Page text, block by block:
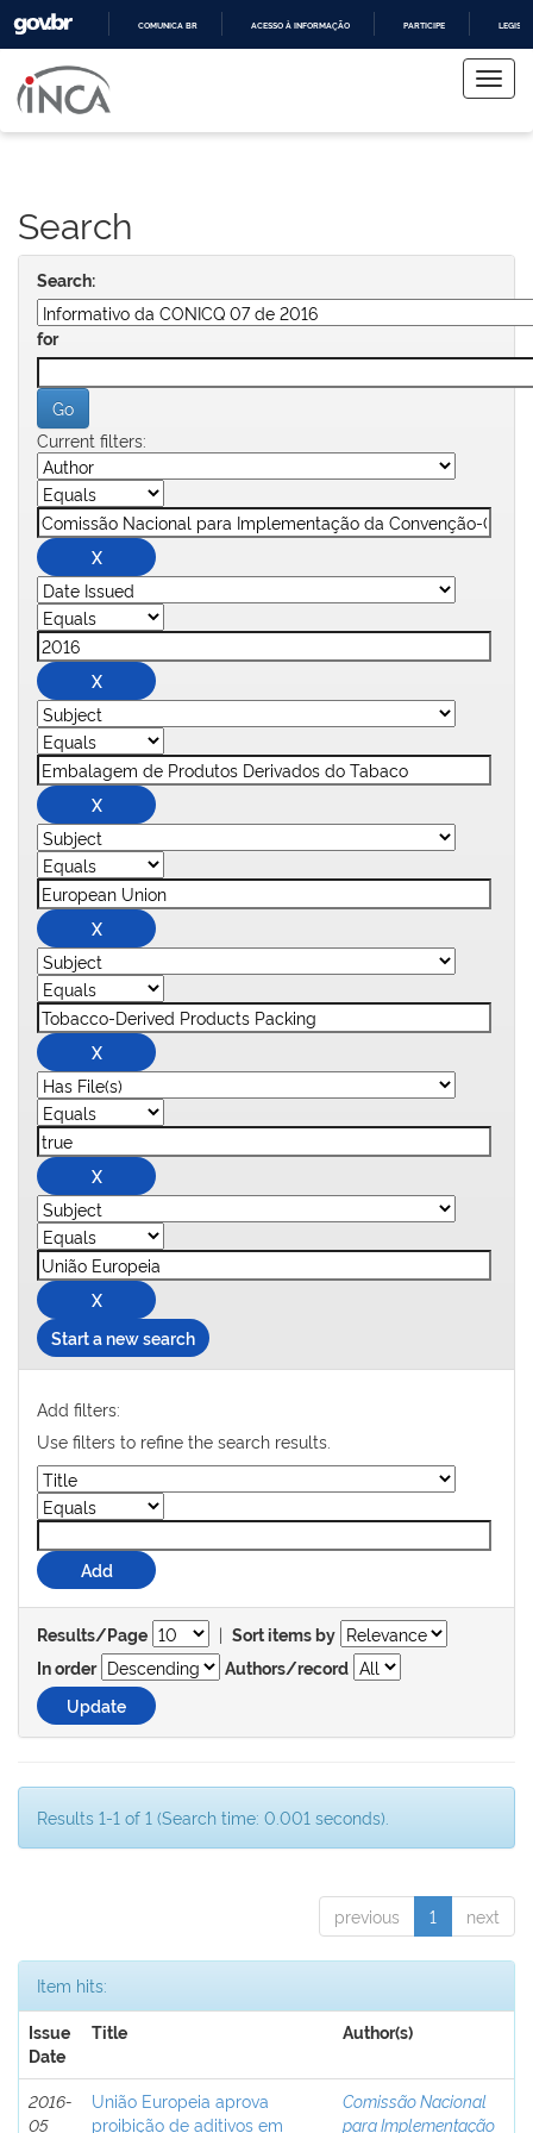
COMUNICA BR ACESSO À INFORMAÇÃO PARTICIPE
navigation
Search
Search:
for
Current filters:
Start a new search
Add filters:
Use filters to refine the search results.
Results/Page | Sort items by
In order
Authors/record
Results 1-1 of 1 (Search time: 0.001 seconds).
previous 1 next
Item hits:
Issue
Date
Title Author(s)
2016-
05
União Europeia aprova
proibição de aditivos em
Comissão Nacional
para Implementação